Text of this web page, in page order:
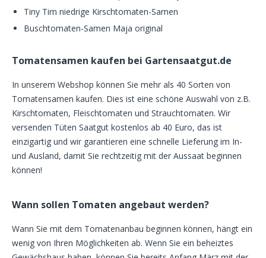
Tiny Tim niedrige Kirschtomaten-Samen
Buschtomaten-Samen Maja original
Tomatensamen kaufen bei Gartensaatgut.de
In unserem Webshop können Sie mehr als 40 Sorten von
Tomatensamen kaufen. Dies ist eine schöne Auswahl von z.B.
Kirschtomaten, Fleischtomaten und Strauchtomaten. Wir
versenden Tüten Saatgut kostenlos ab 40 Euro, das ist
einzigartig und wir garantieren eine schnelle Lieferung im In-
und Ausland, damit Sie rechtzeitig mit der Aussaat beginnen
können!
Wann sollen Tomaten angebaut werden?
Wann Sie mit dem Tomatenanbau beginnen können, hängt ein
wenig von Ihren Möglichkeiten ab. Wenn Sie ein beheiztes